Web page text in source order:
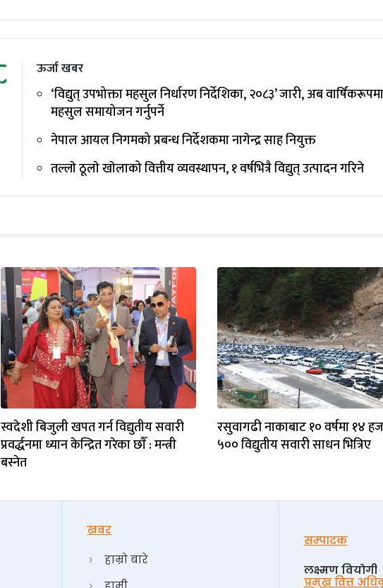
ऊर्जा खबर
‘विद्युत् उपभोक्ता महसुल निर्धारण निर्देशिका, २०८३’ जारी, अब वार्षिकरूपमा
महसुल समायोजन गर्नुपर्ने
नेपाल आयल निगमको प्रबन्ध निर्देशकमा नागेन्द्र साह नियुक्त
तल्लाे ठूलाे खाेलाको वित्तीय व्यवस्थापन, १ वर्षभित्रै विद्युत् उत्पादन गरिने
स्वदेशी बिजुली खपत गर्न विद्युतीय सवारी
प्रवर्द्धनमा ध्यान केन्द्रित गरेका छाैँ : मन्त्री
बस्नेत
रसुवागढी नाकाबाट १० वर्षमा १४
५०० विद्युतीय सवारी साधन भित्रिए
खबर
हाम्रो बारे
सम्पादक
लक्ष्मण वियोगी
प्रमुख वित्त